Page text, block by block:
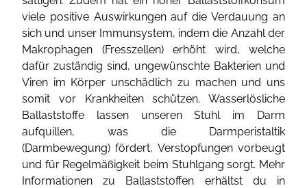
viele positive Auswirkungen auf die Verdauung an
sich und unser Immunsystem, indem die Anzahl der
Makrophagen (Fresszellen) erhöht wird, welche
dafür zuständig sind, ungewünschte Bakterien und
Viren im Körper unschädlich zu machen und uns
somit vor Krankheiten schützen. Wasserlösliche
Ballaststoffe lassen unseren Stuhl im Darm
aufquillen, was die Darmperistaltik
(Darmbewegung) fördert, Verstopfungen vorbeugt
und für Regelmäßigkeit beim Stuhlgang sorgt. Mehr
Informationen zu Ballaststoffen erhältst du in